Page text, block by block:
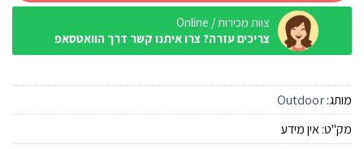
צוות מכירות / Online
צריכים עזרה? צרו איתנו קשר דרך הוואטסאפ
מותג:Outdoor
מק"ט:אין מידע